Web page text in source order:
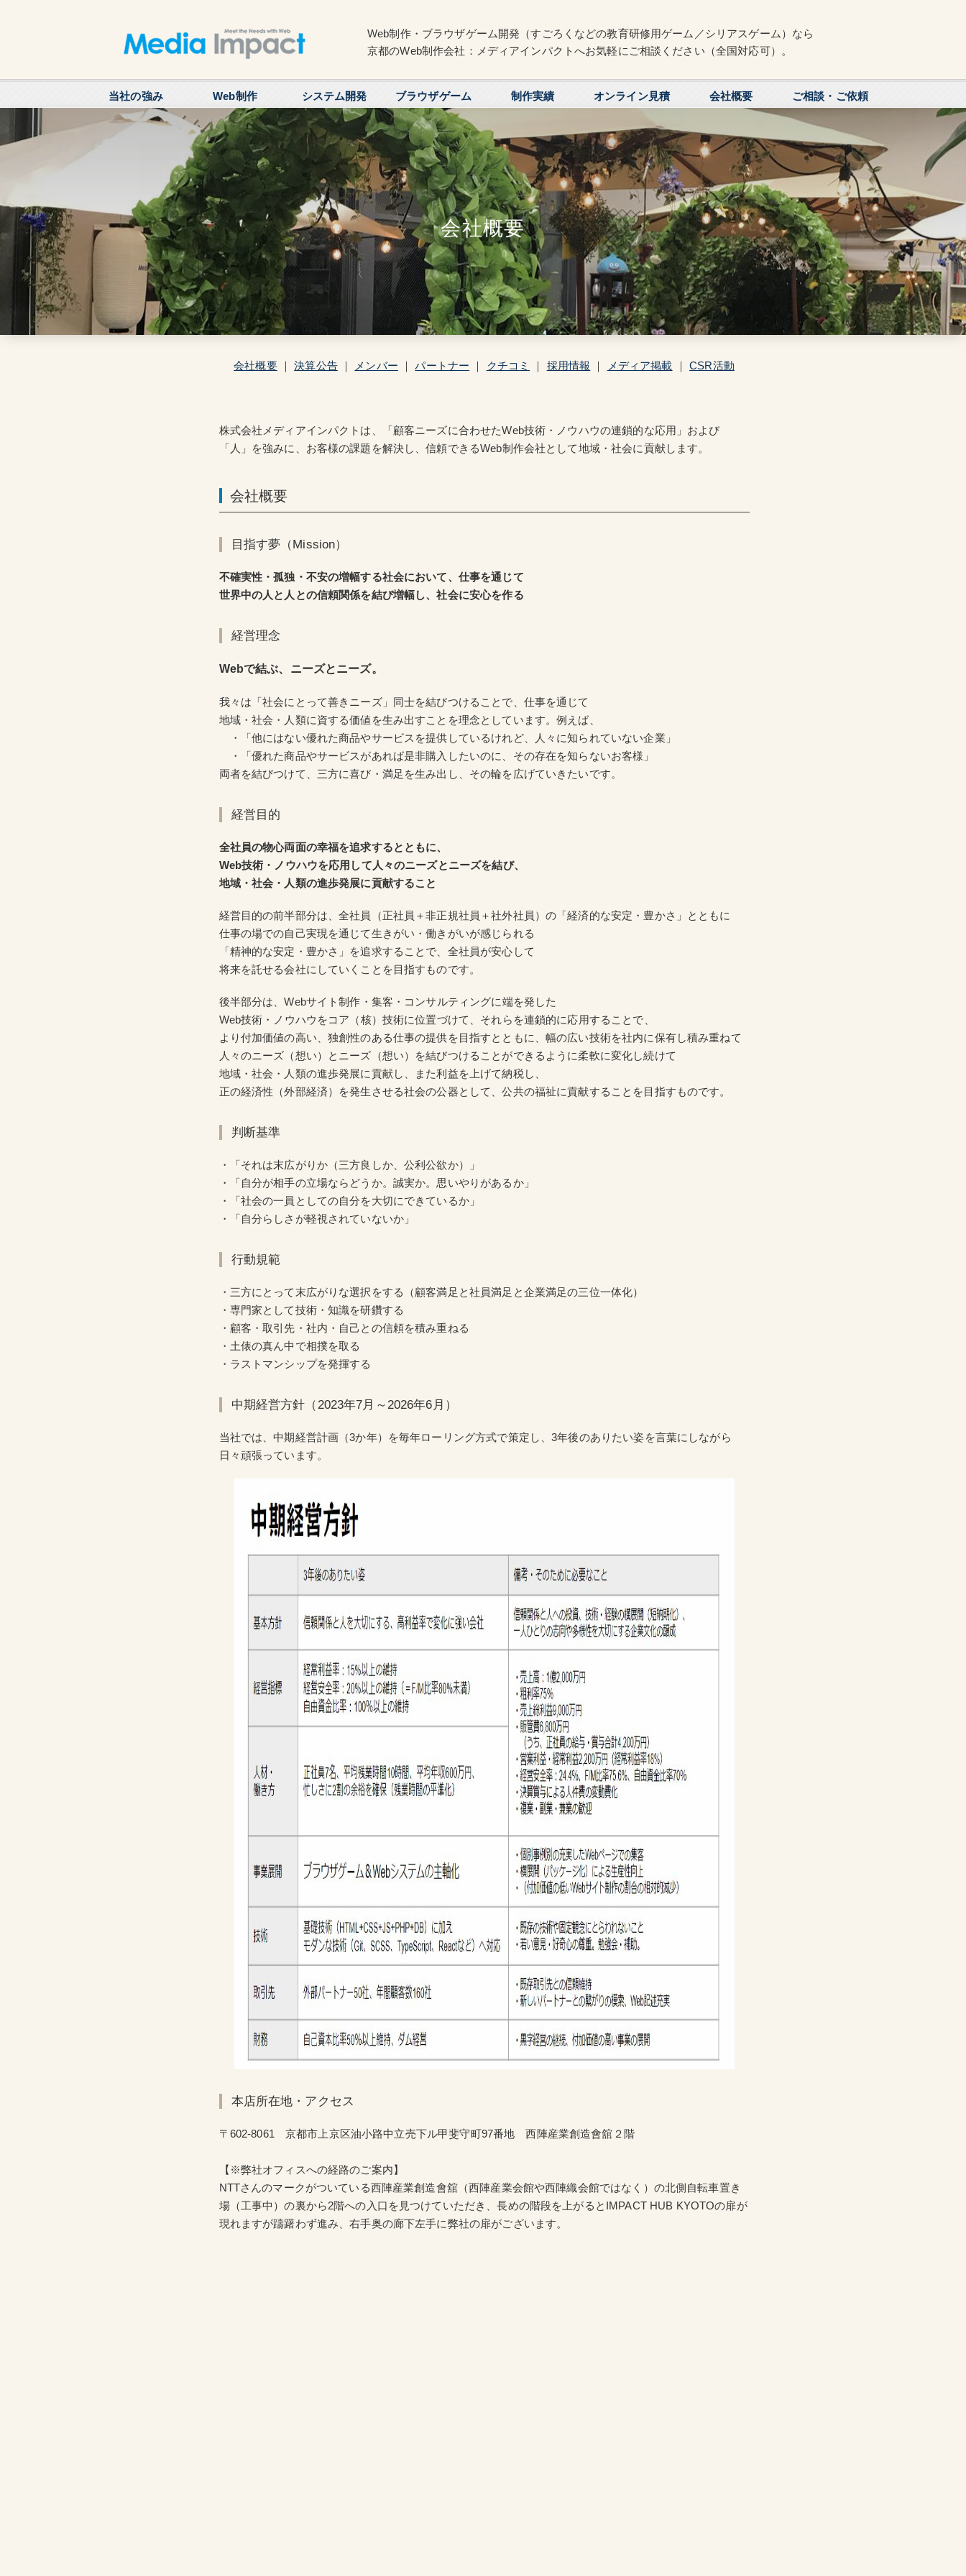
Web制作・ブラウザゲーム開発（すごろくなどの教育研修用ゲーム／シリアスゲーム）なら
京都のWeb制作会社：メディアインパクトへお気軽にご相談ください（全国対応可）。
当社の強み Web制作 システム開発 ブラウザゲーム 制作実績 オンライン見積 会社概要 ご相談・ご依頼
会社概要
会社概要｜決算公告｜ メンバー ｜パートナー ｜ クチコミ ｜ 採用情報 ｜ メディア掲載 ｜CSR活動
株式会社メディアインパクトは、「顧客ニーズに合わせたWeb技術・ノウハウの連鎖的な応用」および
「人」を強みに、お客様の課題を解決し、信頼できるWeb制作会社として地域・社会に貢献します。
会社概要
目指す夢（Mission）
不確実性・孤独・不安の増幅する社会において、仕事を通じて
世界中の人と人との信頼関係を結び増幅し、社会に安心を作る
経営理念
Webで結ぶ、ニーズとニーズ。
我々は「社会にとって善きニーズ」同士を結びつけることで、仕事を通じて
地域・社会・人類に資する価値を生み出すことを理念としています。例えば、
・「他にはない優れた商品やサービスを提供しているけれど、人々に知られていない企業」
・「優れた商品やサービスがあれば是非購入したいのに、その存在を知らないお客様」
両者を結びつけて、三方に喜び・満足を生み出し、その輪を広げていきたいです。
経営目的
全社員の物心両面の幸福を追求するとともに、
Web技術・ノウハウを応用して人々のニーズとニーズを結び、
地域・社会・人類の進歩発展に貢献すること
経営目的の前半部分は、全社員（正社員＋非正規社員＋社外社員）の「経済的な安定・豊かさ」とともに
仕事の場での自己実現を通じて生きがい・働きがいが感じられる
「精神的な安定・豊かさ」を追求することで、全社員が安心して
将来を託せる会社にしていくことを目指すものです。
後半部分は、Webサイト制作・集客・コンサルティングに端を発した
Web技術・ノウハウをコア（核）技術に位置づけて、それらを連鎖的に応用することで、
より付加価値の高い、独創性のある仕事の提供を目指すとともに、幅の広い技術を社内に保有し積み重ねて
人々のニーズ（想い）とニーズ（想い）を結びつけることができるように柔軟に変化し続けて
地域・社会・人類の進歩発展に貢献し、また利益を上げて納税し、
正の経済性（外部経済）を発生させる社会の公器として、公共の福祉に貢献することを目指すものです。
判断基準
・「それは末広がりか（三方良しか、公利公欲か）」
・「自分が相手の立場ならどうか。誠実か。思いやりがあるか」
・「社会の一員としての自分を大切にできているか」
・「自分らしさが軽視されていないか」
行動規範
・三方にとって末広がりな選択をする（顧客満足と社員満足と企業満足の三位一体化）
・専門家として技術・知識を研鑽する
・顧客・取引先・社内・自己との信頼を積み重ねる
・土俵の真ん中で相撲を取る
・ラストマンシップを発揮する
中期経営方針（2023年7月～2026年6月）
当社では、中期経営計画（3か年）を毎年ローリング方式で策定し、3年後のありたい姿を言葉にしながら
日々頑張っています。
本店所在地・アクセス
〒602-8061 京都市上京区油小路中立売下ル甲斐守町97番地 西陣産業創造會舘２階
【※弊社オフィスへの経路のご案内】
NTTさんのマークがついている西陣産業創造會舘（西陣産業会館や西陣織会館ではなく）の北側自転車置き
場（工事中）の裏から2階への入口を見つけていただき、長めの階段を上がるとIMPACT HUB KYOTOの扉が
現れますが躊躇わず進み、右手奥の廊下左手に弊社の扉がございます。